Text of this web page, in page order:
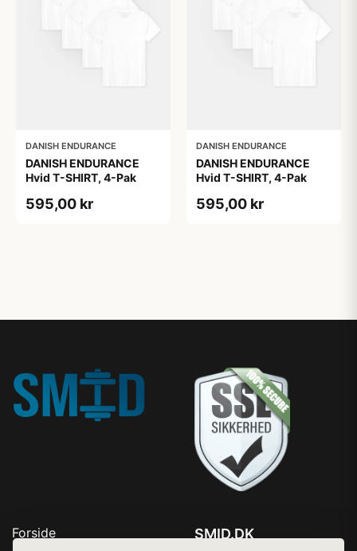
DANISH ENDURANCE
DANISH ENDURANCE
Hvid T-SHIRT, 4-Pak
595,00 kr
DANISH ENDURANCE
DANISH ENDURANCE
Hvid T-SHIRT, 4-Pak
595,00 kr
Forside
SMID.DK